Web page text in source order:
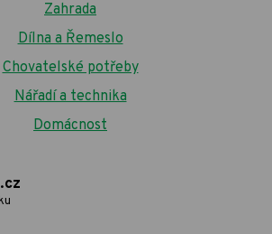
Zahrada
Dílna a Řemeslo
Chovatelské potřeby
Nářadí a technika
Domácnost